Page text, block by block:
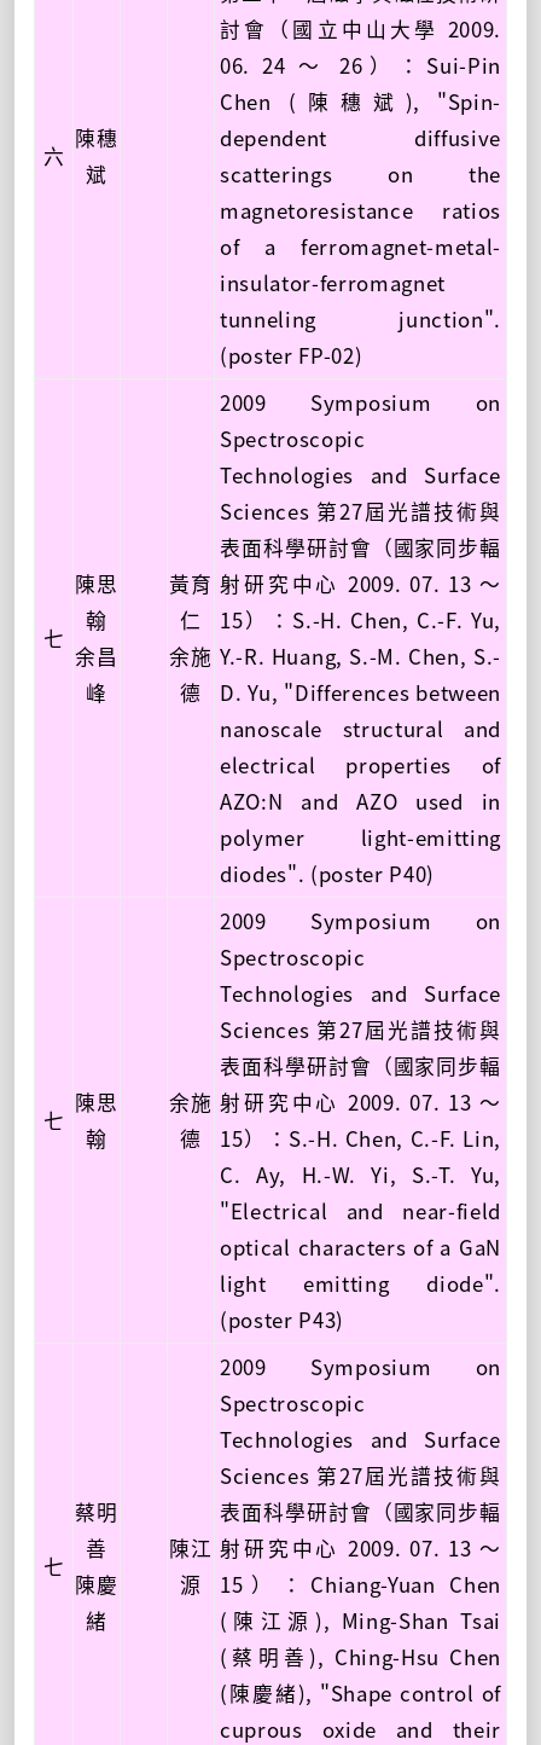
六
陳穗
斌
討會（國立中山大學 2009.
06. 24 ～ 26）：Sui-Pin
Chen (陳穗斌), "Spin-
dependent diffusive
scatterings on the
magnetoresistance ratios
of a ferromagnet-metal-
insulator-ferromagnet
tunneling junction".
(poster FP-02)
七
陳思
翰
余昌
峰
黃育
仁
余施
德
2009 Symposium on
Spectroscopic
Technologies and Surface
Sciences 第27屆光譜技術與
表面科學研討會（國家同步輻
射研究中心 2009. 07. 13 ～
15）：S.-H. Chen, C.-F. Yu,
Y.-R. Huang, S.-M. Chen, S.-
D. Yu, "Differences between
nanoscale structural and
electrical properties of
AZO:N and AZO used in
polymer light-emitting
diodes". (poster P40)
七
陳思
翰
余施
德
2009 Symposium on
Spectroscopic
Technologies and Surface
Sciences 第27屆光譜技術與
表面科學研討會（國家同步輻
射研究中心 2009. 07. 13 ～
15）：S.-H. Chen, C.-F. Lin,
C. Ay, H.-W. Yi, S.-T. Yu,
"Electrical and near-field
optical characters of a GaN
light emitting diode".
(poster P43)
七
蔡明
善
陳慶
緒
陳江
源
2009 Symposium on
Spectroscopic
Technologies and Surface
Sciences 第27屆光譜技術與
表面科學研討會（國家同步輻
射研究中心 2009. 07. 13 ～
15）：Chiang-Yuan Chen
(陳江源), Ming-Shan Tsai
(蔡明善), Ching-Hsu Chen
(陳慶緒), "Shape control of
cuprous oxide and their